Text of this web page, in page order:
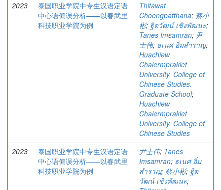
2023
泰国职业学院中专生汉语定语
中心语偏误分析——以春武里
科技职业学院为例
Thitawat
Choengpatthana; 蔡小
彬; ฐิตวัฒน์ เชิงพัฒนะ;
Tanes Imsamran; 尹
士伟; ธเนศ อิ่มสำราญ;
Huachiew
Chalermprakiet
University. College of
Chinese Studies.
Graduate School;
Huachiew
Chalermprakiet
University. College of
Chinese Studies
2023
泰国职业学院中专生汉语定语
中心语偏误分析——以春武里
科技职业学院为例
尹士伟; Tanes
Imsamran; ธเนศ อิ่ม
สำราญ; 蔡小彬; ฐิต
วัฒน์ เชิงพัฒนะ;